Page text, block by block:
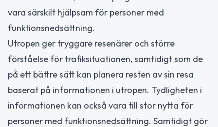
vara särskilt hjälpsam för personer med
funktionsnedsättning.
Utropen ger tryggare resenärer och större
förståelse för trafiksituationen, samtidigt som de
på ett bättre sätt kan planera resten av sin resa
baserat på informationen i utropen. Tydligheten i
informationen kan också vara till stor nytta för
personer med funktionsnedsättning. Samtidigt gör